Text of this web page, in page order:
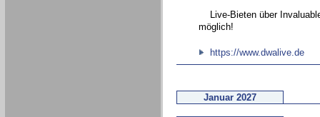
Live-Bieten über
möglich!
https://www.dwalive.de
Januar 2027